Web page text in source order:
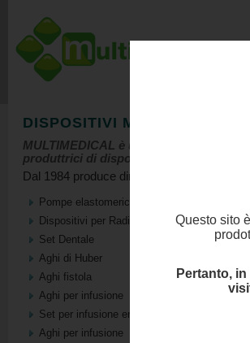
DISPOSITIVI MEDICI
MULTIMEDICAL è una delle più
produttrici di dispositivi medici.
Dal 1984 produce direttamente
Pompe elastomeriche a flusso fisso e
Dispositivi per Radiologia
Set Dentale
Aghi di Huber
Aghi fistola
Aghi per infusione
Set per infusione endovenosa
Aghi per infusione
Questo sito
Pertanto,